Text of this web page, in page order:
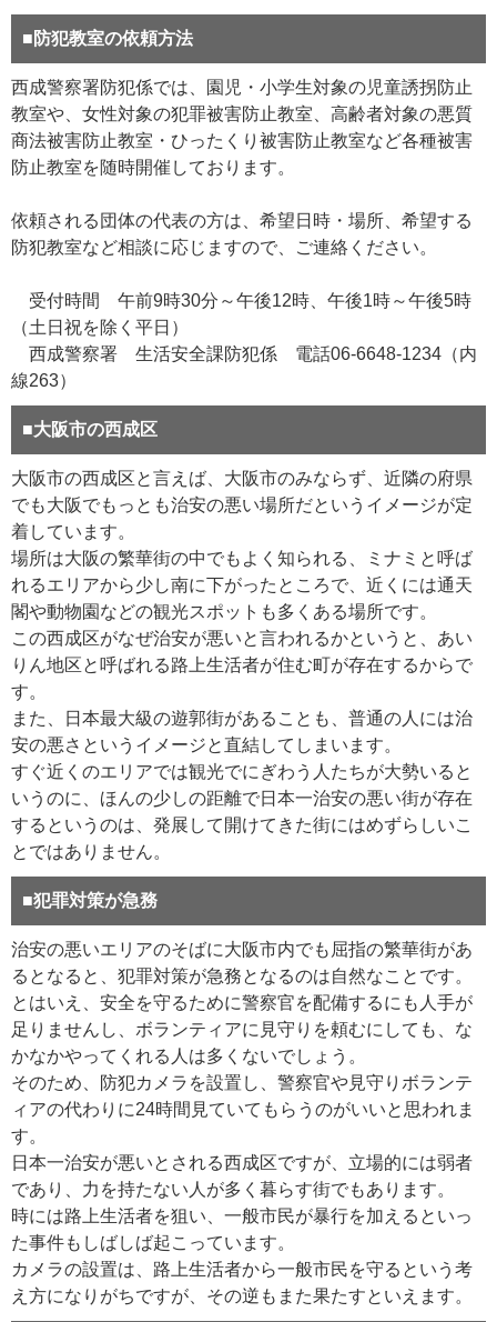
■防犯教室の依頼方法
西成警察署防犯係では、園児・小学生対象の児童誘拐防止
教室や、女性対象の犯罪被害防止教室、高齢者対象の悪質
商法被害防止教室・ひったくり被害防止教室など各種被害
防止教室を随時開催しております。
依頼される団体の代表の方は、希望日時・場所、希望する
防犯教室など相談に応じますので、ご連絡ください。
受付時間 午前9時30分～午後12時、午後1時～午後5時
（土日祝を除く平日）
西成警察署 生活安全課防犯係 電話06-6648-1234（内
線263）
■大阪市の西成区
大阪市の西成区と言えば、大阪市のみならず、近隣の府県
でも大阪でもっとも治安の悪い場所だというイメージが定
着しています。
場所は大阪の繁華街の中でもよく知られる、ミナミと呼ば
れるエリアから少し南に下がったところで、近くには通天
閣や動物園などの観光スポットも多くある場所です。
この西成区がなぜ治安が悪いと言われるかというと、あい
りん地区と呼ばれる路上生活者が住む町が存在するからで
す。
また、日本最大級の遊郭街があることも、普通の人には治
安の悪さというイメージと直結してしまいます。
すぐ近くのエリアでは観光でにぎわう人たちが大勢いると
いうのに、ほんの少しの距離で日本一治安の悪い街が存在
するというのは、発展して開けてきた街にはめずらしいこ
とではありません。
■犯罪対策が急務
治安の悪いエリアのそばに大阪市内でも屈指の繁華街があ
るとなると、犯罪対策が急務となるのは自然なことです。
とはいえ、安全を守るために警察官を配備するにも人手が
足りませんし、ボランティアに見守りを頼むにしても、な
かなかやってくれる人は多くないでしょう。
そのため、防犯カメラを設置し、警察官や見守りボランテ
ィアの代わりに24時間見ていてもらうのがいいと思われま
す。
日本一治安が悪いとされる西成区ですが、立場的には弱者
であり、力を持たない人が多く暮らす街でもあります。
時には路上生活者を狙い、一般市民が暴行を加えるといっ
た事件もしばしば起こっています。
カメラの設置は、路上生活者から一般市民を守るという考
え方になりがちですが、その逆もまた果たすといえます。